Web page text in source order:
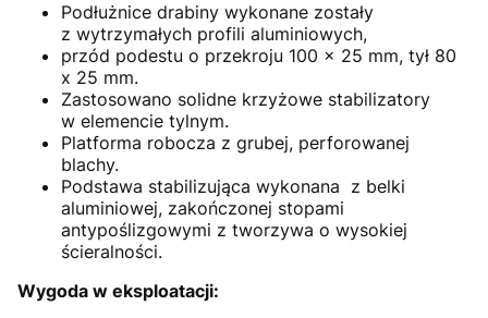
Podłużnice drabiny wykonane zostały
z wytrzymałych profili aluminiowych,
przód podestu o przekroju 100 x 25 mm, tył 80
x 25 mm.
Zastosowano solidne krzyżowe stabilizatory
w elemencie tylnym.
Platforma robocza z grubej, perforowanej
blachy.
Podstawa stabilizująca wykonana z belki
aluminiowej, zakończonej stopami
antypoślizgowymi z tworzywa o wysokiej
ścieralności.
Wygoda w eksploatacji: